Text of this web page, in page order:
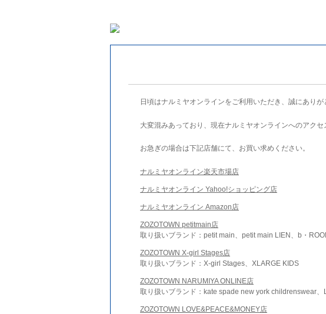
日頃はナルミヤオンラインをご利用いただき、誠にありが
大変混みあっており、現在ナルミヤオンラインへのアクセ
お急ぎの場合は下記店舗にて、お買い求めください。
ナルミヤオンライン楽天市場店
ナルミヤオンライン Yahoo!ショッピング店
ナルミヤオンライン Amazon店
ZOZOTOWN petitmain店
取り扱いブランド：petit main、petit main LIEN、b・
ZOZOTOWN X-girl Stages店
取り扱いブランド：X-girl Stages、XLARGE KIDS
ZOZOTOWN NARUMIYA ONLINE店
取り扱いブランド：kate spade new york childrenswear
ZOZOTOWN LOVE&PEACE&MONEY店